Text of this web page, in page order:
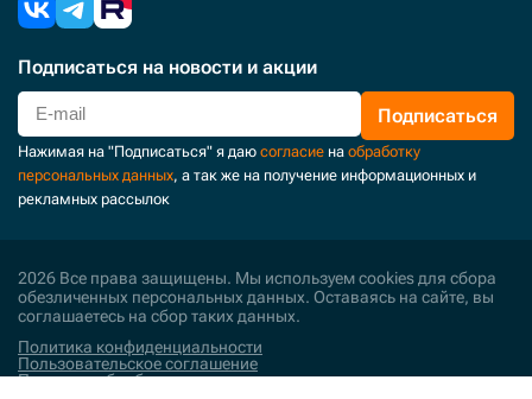
Подписаться на новости и акции
Подписаться
Нажимая на "Подписаться" я даю согласие на обработку
персональных данных, а так же на получение информационных и
рекламных рассылок
2026 Все права защищены. Мы используем cookies для сбора
обезличенных персональных данных. Оставаясь на сайте, вы
соглашаетесь на сбор таких данных.
Политика конфиденциальности
Пользовательское соглашение
Политика обработки персональных данных